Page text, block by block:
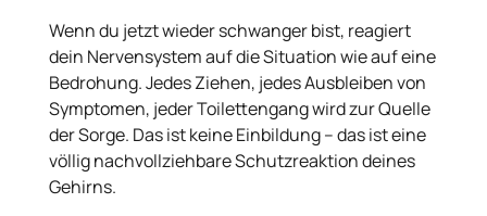
Wenn du jetzt wieder schwanger bist, reagiert
dein Nervensystem auf die Situation wie auf eine
Bedrohung. Jedes Ziehen, jedes Ausbleiben von
Symptomen, jeder Toilettengang wird zur Quelle
der Sorge. Das ist keine Einbildung – das ist eine
völlig nachvollziehbare Schutzreaktion deines
Gehirns.